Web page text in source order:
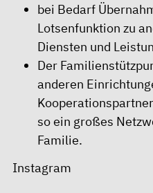
bei Bedarf
Lotsenfunktion zu
Diensten und
Der
anderen
so ein großes
Familie.
Instagram